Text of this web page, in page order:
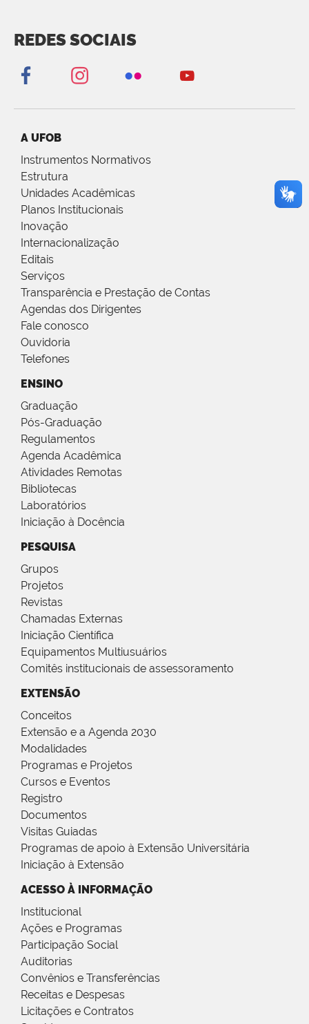
REDES SOCIAIS
A UFOB
Instrumentos Normativos
Estrutura
Unidades Acadêmicas
Planos Institucionais
Inovação
Internacionalização
Editais
Serviços
Transparência e Prestação de Contas
Agendas dos Dirigentes
Fale conosco
Ouvidoria
Telefones
ENSINO
Graduação
Pós-Graduação
Regulamentos
Agenda Acadêmica
Atividades Remotas
Bibliotecas
Laboratórios
Iniciação à Docência
PESQUISA
Grupos
Projetos
Revistas
Chamadas Externas
Iniciação Científica
Equipamentos Multiusuários
Comitês institucionais de assessoramento
EXTENSÃO
Conceitos
Extensão e a Agenda 2030
Modalidades
Programas e Projetos
Cursos e Eventos
Registro
Documentos
Visitas Guiadas
Programas de apoio à Extensão Universitária
Iniciação à Extensão
ACESSO À INFORMAÇÃO
Institucional
Ações e Programas
Participação Social
Auditorias
Convênios e Transferências
Receitas e Despesas
Licitações e Contratos